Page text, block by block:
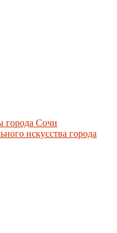
города Сочи
искусства города